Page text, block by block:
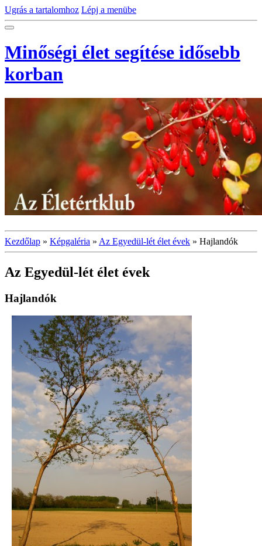
Ugrás a tartalomhoz Lépj a menübe
Minőségi élet segítése idősebb
korban
Kezdőlap » Képgaléria » Az Egyedül-lét élet évek » Hajlandók
Az Egyedül-lét élet évek
Hajlandók